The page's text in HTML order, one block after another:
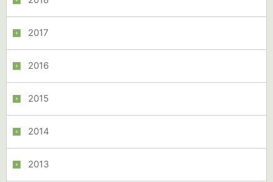
2017
2016
2015
2014
2013